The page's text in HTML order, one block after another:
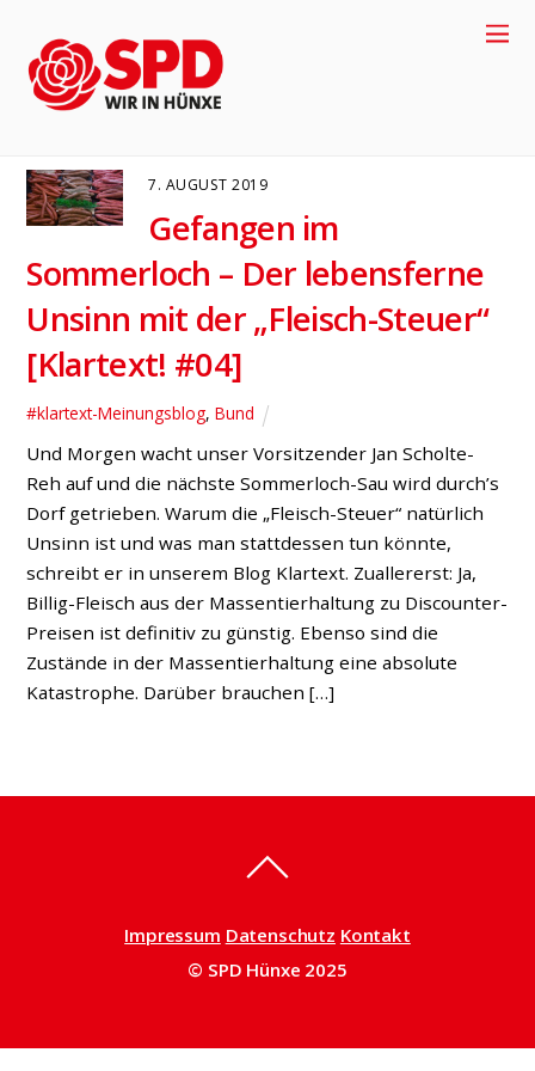
Fleisch-Steuer
7. AUGUST 2019
Gefangen im
Sommerloch – Der lebensferne
Unsinn mit der „Fleisch-Steuer“
[Klartext! #04]
#klartext-Meinungsblog,Bund
Und Morgen wacht unser Vorsitzender Jan Scholte-
Reh auf und die nächste Sommerloch-Sau wird durch’s
Dorf getrieben. Warum die „Fleisch-Steuer“ natürlich
Unsinn ist und was man stattdessen tun könnte,
schreibt er in unserem Blog Klartext. Zuallererst: Ja,
Billig-Fleisch aus der Massentierhaltung zu Discounter-
Preisen ist definitiv zu günstig. Ebenso sind die
Zustände in der Massentierhaltung eine absolute
Katastrophe. Darüber brauchen […]
Impressum Datenschutz Kontakt
© SPD Hünxe 2025